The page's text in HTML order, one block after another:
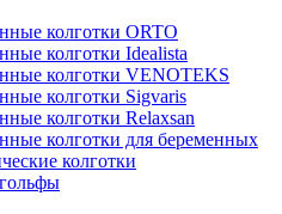
колготки ORTO
колготки Idealista
колготки VENOTEKS
колготки Sigvaris
колготки Relaxsan
колготки для беременных
колготки